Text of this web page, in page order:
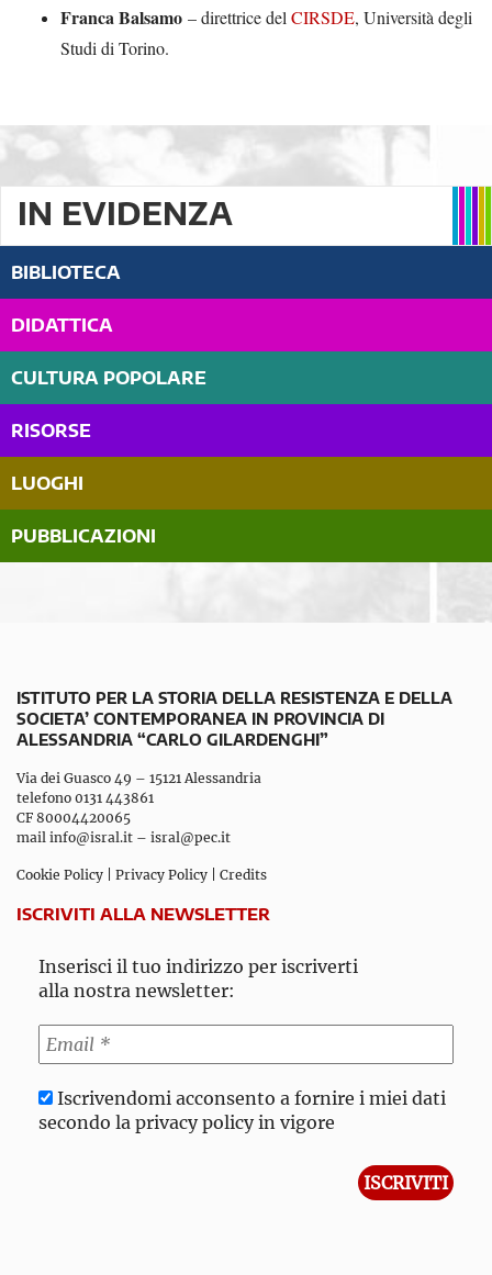
Franca Balsamo – direttrice delCIRSDE, Università degli
Studi di Torino.
IN EVIDENZA
BIBLIOTECA
DIDATTICA
CULTURA POPOLARE
RISORSE
LUOGHI
PUBBLICAZIONI
ISTITUTO PER LA STORIA DELLA RESISTENZA E DELLA
SOCIETA’ CONTEMPORANEA IN PROVINCIA DI
ALESSANDRIA “CARLO GILARDENGHI”
Via dei Guasco 49 – 15121 Alessandria
telefono 0131 443861
CF 80004420065
mail info@isral.it – isral@pec.it
Cookie Policy Privacy Policy Credits
ISCRIVITI ALLA NEWSLETTER
Inserisci il tuo indirizzo per iscriverti
alla nostra newsletter:
Iscrivendomi acconsento a fornire i miei dati
secondo la privacy policy in vigore